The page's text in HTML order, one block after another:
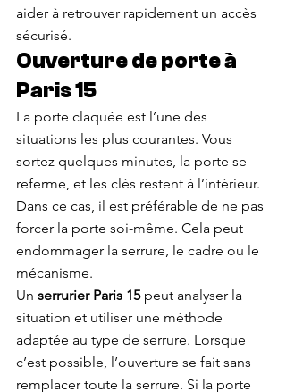
aider à retrouver rapidement un accès
sécurisé.
Ouverture de porte à
Paris 15
La porte claquée est l’une des
situations les plus courantes. Vous
sortez quelques minutes, la porte se
referme, et les clés restent à l’intérieur.
Dans ce cas, il est préférable de ne pas
forcer la porte soi-même. Cela peut
endommager la serrure, le cadre ou le
mécanisme.
Un serrurier Paris 15 peut analyser la
situation et utiliser une méthode
adaptée au type de serrure. Lorsque
c’est possible, l’ouverture se fait sans
remplacer toute la serrure. Si la porte